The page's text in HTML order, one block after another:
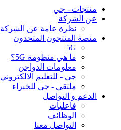
منتجات - جي
عن الشركة
نظرة عامة عن الشركة
منصة المنتجون المتحدون
5G
ما هي منظومة 5G؟
معلومات الدواجن
جي - للتعليم الالكتروني
ملتقي - جي للخبراء
الدعم و التواصل
فاعليات
الوظائف
التواصل معنا